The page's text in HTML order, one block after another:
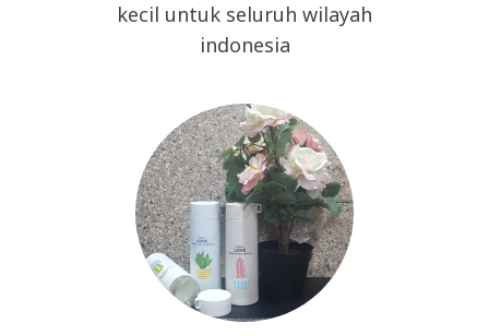
kecil untuk seluruh wilayah
indonesia